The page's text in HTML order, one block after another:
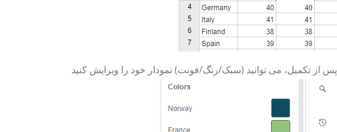
پس از تکمیل، می توانید (سبک/رنگ/فونت) نمودار خود را ویرایش کنید